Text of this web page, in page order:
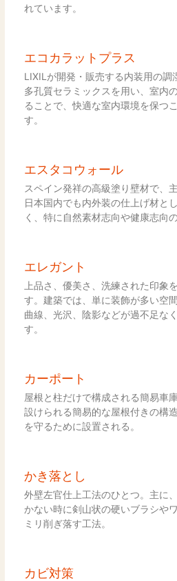
れています。
エコカラットプラス
LIXILが開発・販売する内装用の調
多孔質セラミックスを用い、室内
ることで、快適な室内環境を保つ
す。
エスタコウォール
スペイン発祥の高級塗り壁材で、
日本国内でも内外装の仕上げ材と
く、特に自然素材志向や健康志向
エレガント
上品さ、優美さ、洗練された印象
す。建築では、単に装飾が多い空
曲線、光沢、陰影などが過不足な
す。
カーポート
屋根と柱だけで構成される簡易車
設けられる簡易的な屋根付きの構
を守るために設置される。
かき落とし
外壁左官仕上工法のひとつ。主に
かない時に剣山状の硬いブラシや
ミリ削ぎ落す工法。
カビ対策